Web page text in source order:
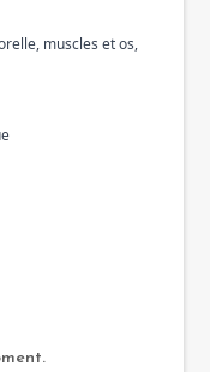
muscles et os,